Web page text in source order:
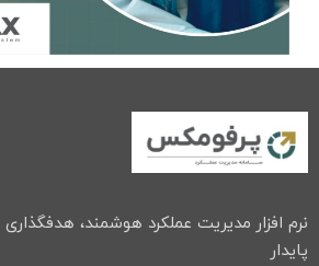
نرم افزار مدیریت عملکرد هوشمند،
پایدار